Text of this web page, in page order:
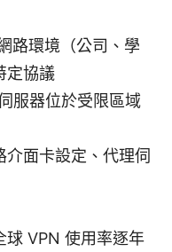
路環境（公司、學
定協議
服器位於受限區域
面卡設定、代理伺
球 VPN 使用率逐年